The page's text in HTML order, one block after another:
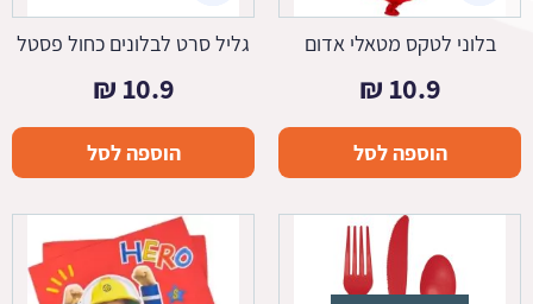
בלוני לטקס מטאלי אדום
10.9
₪
הוספה לסל
גליל סרט לבלונים כחול פסטל
10.9
₪
הוספה לסל